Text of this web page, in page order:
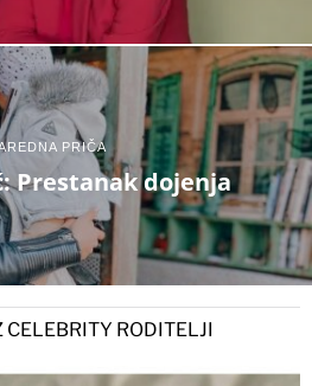
PRIČA
Prestanak dojenja
CELEBRITY RODITELJI